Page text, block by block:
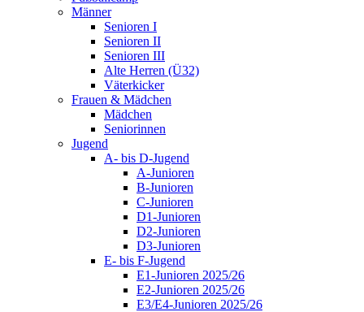
Männer
Senioren I
Senioren II
Senioren III
Alte Herren (Ü32)
Väterkicker
Frauen & Mädchen
Mädchen
Seniorinnen
Jugend
A- bis D-Jugend
A-Junioren
B-Junioren
C-Junioren
D1-Junioren
D2-Junioren
D3-Junioren
E- bis F-Jugend
E1-Junioren 2025/26
E2-Junioren 2025/26
E3/E4-Junioren 2025/26